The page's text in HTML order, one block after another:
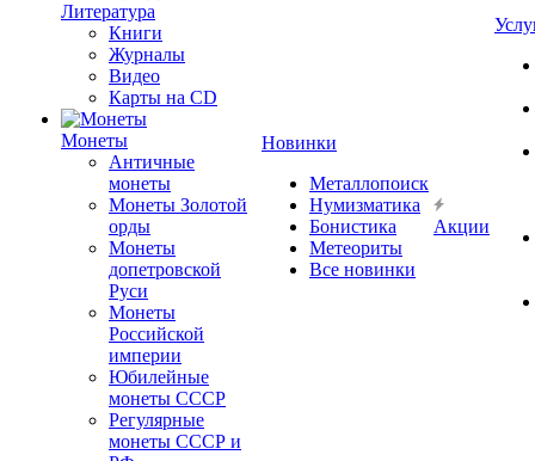
Литература
Книги
Журналы
Видео
Карты на CD
Монеты
Античные
монеты
Монеты Золотой
орды
Монеты
допетровской
Руси
Монеты
Российской
империи
Юбилейные
монеты СССР
Регулярные
монеты СССР и
Новинки
Металлопоиск
Нумизматика
Бонистика
Метеориты
Все новинки
Акции